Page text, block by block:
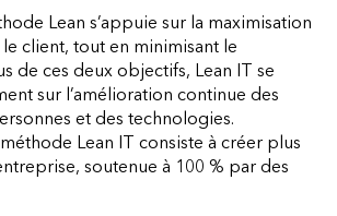
Lean s’appuie sur la maximisation
client, tout en minimisant le
de ces deux objectifs, Lean IT se
sur l’amélioration continue des
et des technologies.
Lean IT consiste à créer plus
soutenue à 100 % par des